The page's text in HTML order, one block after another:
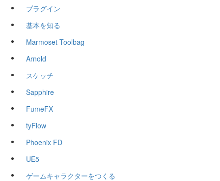
プラグイン
基本を知る
Marmoset Toolbag
Arnold
スケッチ
Sapphire
FumeFX
tyFlow
Phoenix FD
UE5
ゲームキャラクターをつくる